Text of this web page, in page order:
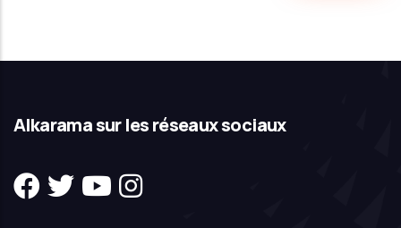
Abbassi
mar
Alkarama sur les réseaux sociaux